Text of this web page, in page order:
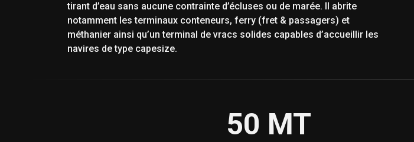
tirant d’eau sans aucune contrainte d’écluses ou de marée. Il abrite
notamment les terminaux conteneurs, ferry (fret & passagers) et
méthanier ainsi qu’un terminal de vracs solides capables d’accueillir les
navires de type capesize.
50 MT